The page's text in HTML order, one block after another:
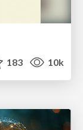
183 10k